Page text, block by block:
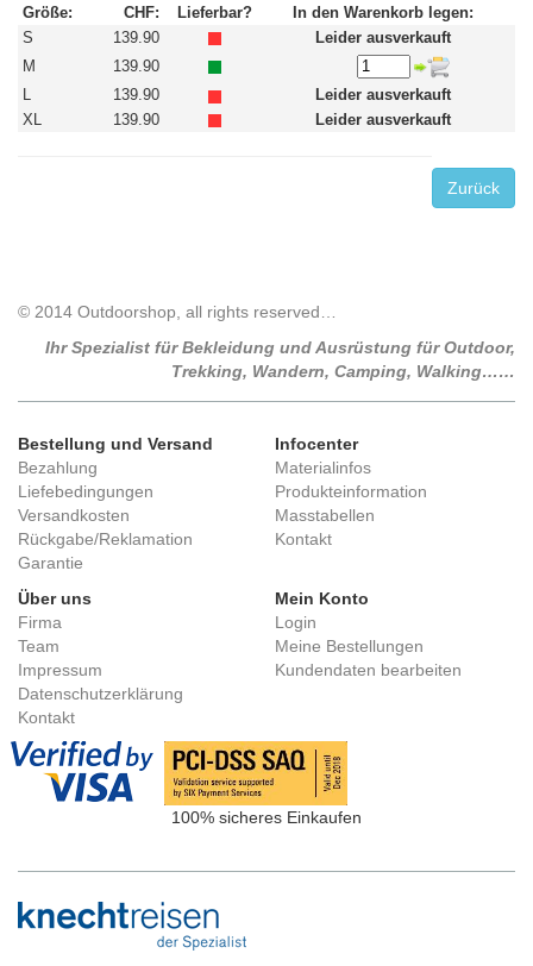
Größe: CHF: Lieferbar?
In den Warenkorb legen:
S
139.90
Leider ausverkauft
M
139.90
L
139.90
Leider ausverkauft
XL
139.90 Leider ausverkauft
Zurück
© 2014 Outdoorshop, all rights reserved…
Ihr Spezialist für Bekleidung und Ausrüstung für Outdoor,
Trekking, Wandern, Camping, Walking……
Bestellung und Versand
Bezahlung
Liefebedingungen
Versandkosten
Rückgabe/Reklamation
Garantie
Infocenter
Materialinfos
Produkteinformation
Masstabellen
Kontakt
Über uns
Firma
Team
Impressum
Datenschutzerklärung
Kontakt
Mein Konto
Login
Meine Bestellungen
Kundendaten bearbeiten
100% sicheres Einkaufen